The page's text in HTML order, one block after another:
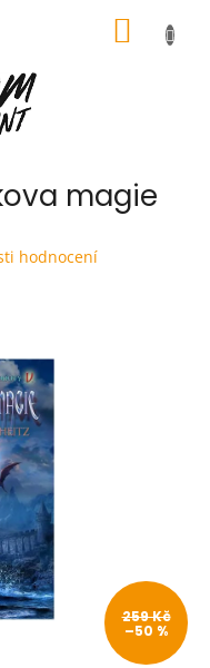
magie
hodnocení
259 Kč
–50 %